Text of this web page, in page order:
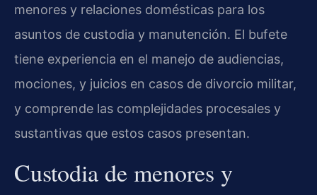
menores y relaciones domésticas para los
asuntos de custodia y manutención. El bufete
tiene experiencia en el manejo de audiencias,
mociones, y juicios en casos de divorcio militar,
y comprende las complejidades procesales y
sustantivas que estos casos presentan.
Custodia de menores y